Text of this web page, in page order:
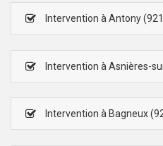
Intervention à Antony
Intervention à Asnières-
Intervention à Bagneux